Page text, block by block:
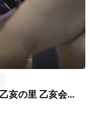
乙亥大相撲 儀式 土俵に集まる人たち（乙亥の里 乙亥会館）短04